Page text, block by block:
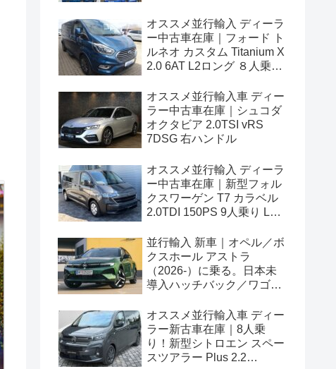
オススメ並行輸入 ディーラ
ー中古車在庫｜フォード ト
ルネオ カスタム Titanium X
2.0 6AT L2ロング ８人乗り
オススメ並行輸入車 ディー
ラー中古車在庫｜シュコダ
オクタビア 2.0TSI vRS
7DSG 右ハンドル
オススメ並行輸入 ディーラ
ー中古車在庫｜新型フォル
クスワーゲン T7 カラベル
2.0TDI 150PS 9人乗り LWB
並行輸入 新車｜オペル／ボ
クスホール アストラ
（2026-）に乗る。日本未
導入ハッチバック／ワゴン
情報。
オススメ並行輸入車 ディー
ラー新古車在庫｜8人乗
り！新型シトロエン スペー
スツアラー Plus 2.2